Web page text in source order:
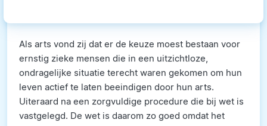
Als arts vond zij dat er de keuze moest bestaan voor
ernstig zieke mensen die in een uitzichtloze,
ondragelijke situatie terecht waren gekomen om hun
leven actief te laten beeindigen door hun arts.
Uiteraard na een zorgvuldige procedure die bij wet is
vastgelegd. De wet is daarom zo goed omdat het